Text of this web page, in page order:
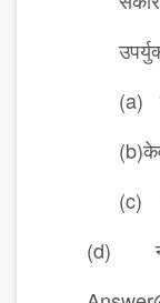
(a)
(c)
(d) न